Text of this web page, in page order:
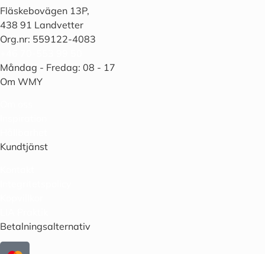
Fläskebovägen 13P,
438 91 Landvetter
Org.nr: 559122-4083
Måndag - Fredag: 08 - 17
Om WMY
Kundtjänst
Betalningsalternativ